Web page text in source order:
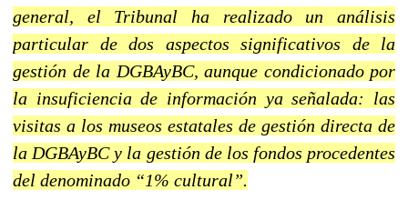
general, el Tribunal ha realizado un análisis
particular de dos aspectos significativos de la
gestión de la DGBAyBC, aunque condicionado por
la insuficiencia de información ya señalada: las
visitas a los museos estatales de gestión directa de
la DGBAyBC y la gestión de los fondos procedentes
del denominado “1% cultural”.